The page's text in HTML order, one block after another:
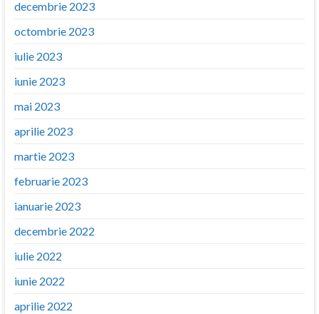
decembrie 2023
octombrie 2023
iulie 2023
iunie 2023
mai 2023
aprilie 2023
martie 2023
februarie 2023
ianuarie 2023
decembrie 2022
iulie 2022
iunie 2022
aprilie 2022